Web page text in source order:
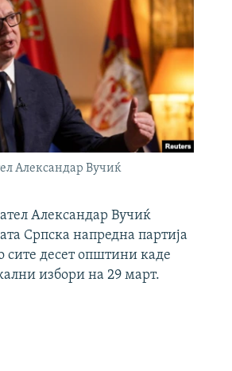
Александар Вучиќ
Александар Вучиќ
Српска напредна партија
сите десет општини каде
избори на 29 март.